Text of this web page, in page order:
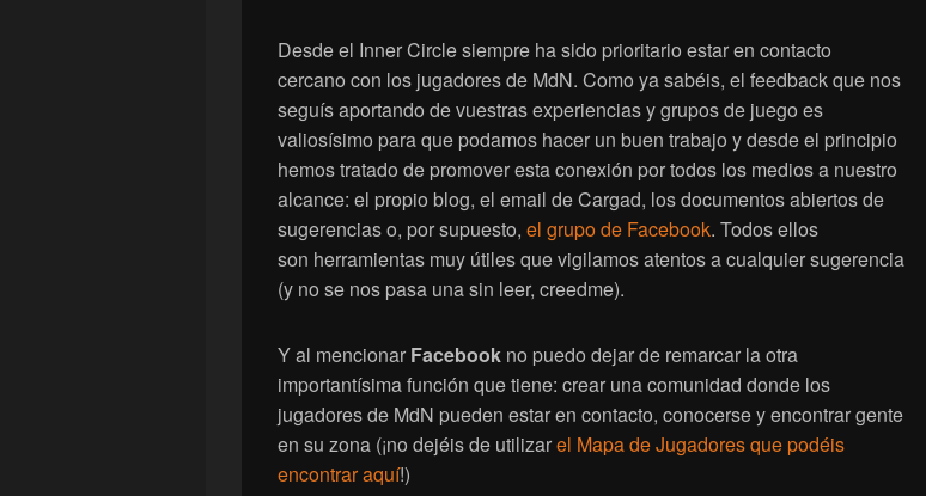
Desde el Inner Circle siempre ha sido prioritario estar en contacto
cercano con los jugadores de MdN. Como ya sabéis, el feedback que nos
seguís aportando de vuestras experiencias y grupos de juego es
valiosísimo para que podamos hacer un buen trabajo y desde el principio
hemos tratado de promover esta conexión por todos los medios a nuestro
alcance: el propio blog, el email de Cargad, los documentos abiertos de
sugerencias o, por supuesto, el grupo de Facebook. Todos ellos
son herramientas muy útiles que vigilamos atentos a cualquier sugerencia
(y no se nos pasa una sin leer, creedme).
Y al mencionar Facebook no puedo dejar de remarcar la otra
importantísima función que tiene: crear una comunidad donde los
jugadores de MdN pueden estar en contacto, conocerse y encontrar gente
en su zona (¡no dejéis de utilizarel Mapa de Jugadores que podéis
encontrar aquí!)